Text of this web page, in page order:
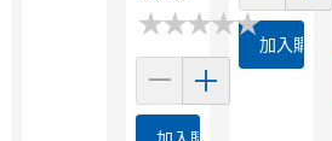
★★★★★
★★★★★
加入購物